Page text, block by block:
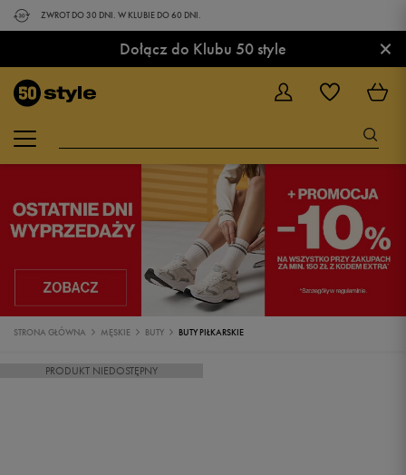
ZWROT DO 30 DNI. W KLUBIE DO 60 DNI.
Dołącz do Klubu 50 style ×
STRONA GŁÓWNA MĘSKIE BUTY BUTY PIŁKARSKIE
PRODUKT NIEDOSTĘPNY